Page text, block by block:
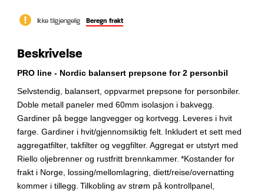
Ikke tilgjengelig Beregn frakt
Beskrivelse
PRO line - Nordic balansert prepsone for 2 personbil
Selvstendig, balansert, oppvarmet prepsone for personbiler.
Doble metall paneler med 60mm isolasjon i bakvegg.
Gardiner på begge langvegger og kortvegg. Leveres i hvit
farge. Gardiner i hvit/gjennomsiktig felt. Inkludert et sett med
aggregatfilter, takfilter og veggfilter. Aggregat er utstyrt med
Riello oljebrenner og rustfritt brennkammer. *Kostander for
frakt i Norge, lossing/mellomlagring, diett/reise/overnatting
kommer i tillegg. Tilkobling av strøm på kontrollpanel,